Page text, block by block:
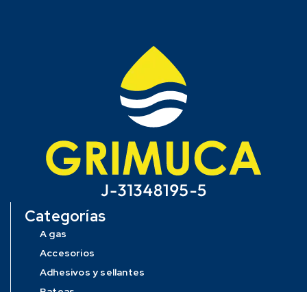
Categorías
A gas
Accesorios
Adhesivos y sellantes